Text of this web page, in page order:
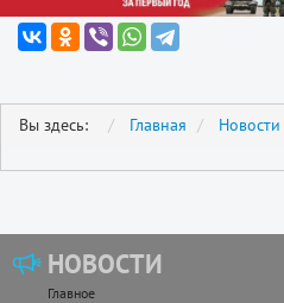
Вы здесь: Главная Новости
НОВОСТИ
Главное